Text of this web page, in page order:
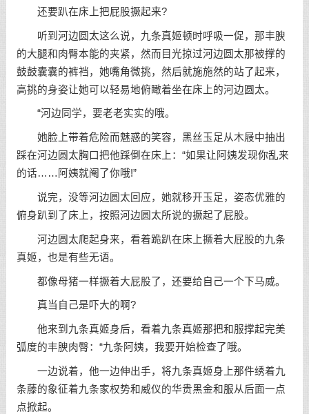
还要趴在床上把屁股撅起来?
听到河边圆太这么说，九条真姬顿时呼吸一促，那丰腴
的大腿和肉臀本能的夹紧，然而目光掠过河边圆太那被撑的
鼓鼓囊囊的裤裆，她嘴角微挑，然后就施施然的站了起来，
高挑的身姿让她可以轻易地俯瞰着坐在床上的河边圆太。
“河边同学，要老老实实的哦。
她脸上带着危险而魅惑的笑容，黑丝玉足从木屐中抽出
踩在河边圆太胸口把他踩倒在床上：“如果让阿姨发现你乱来
的话……阿姨就阉了你哦!”
说完，没等河边圆太回应，她就移开玉足，姿态优雅的
俯身趴到了床上，按照河边圆太所说的撅起了屁股。
河边圆太爬起身来，看着跪趴在床上撅着大屁股的九条
真姬，也是有些无语。
都像母猪一样撅着大屁股了，还要给自己一个下马威。
真当自己是吓大的啊?
他来到九条真姬身后，看着九条真姬那把和服撑起完美
弧度的丰腴肉臀：“九条阿姨，我要开始检查了哦。
一边说着，他一边伸出手，将九条真姬身上那件绣着九
条藤的象征着九条家权势和威仪的华贵黑金和服从后面一点
点掀起。